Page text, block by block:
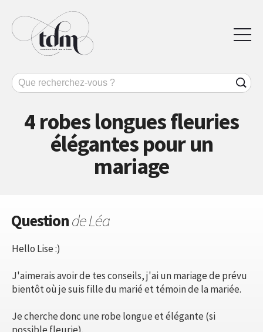
4 robes longues fleuries
élégantes pour un
mariage
Questionde Léa
Hello Lise :)
J'aimerais avoir de tes conseils, j'ai un mariage de prévu
bientôt où je suis fille du marié et témoin de la mariée.
Je cherche donc une robe longue et élégante (si